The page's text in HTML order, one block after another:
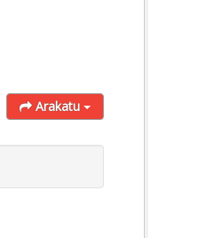
Arakatu